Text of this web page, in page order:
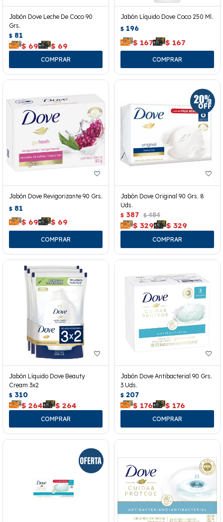
Jabón Dove Leche De Coco 90
Grs.
$ 81
$ 69 $ 69
Jabón Líquido Dove Coco 250 Ml.
$ 196
$ 167 $ 167
Jabón Dove Revigorizante 90 Grs.
$ 81
$ 69 $ 69
Jabón Dove Original 90 Grs. 8
Uds.
$ 387 $ 484
$ 329 $ 329
Jabón Líquido Dove Beauty
Cream 3x2
$ 310
$ 264 $ 264
Jabón Dove Antibacterial 90 Grs.
3 Uds.
$ 207
$ 176 $ 176